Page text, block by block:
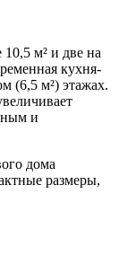
м² и две на
кухня-
(6,5 м²) этажах.
и
дома
размеры,